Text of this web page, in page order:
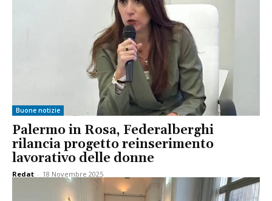
Buone notizie
Palermo in Rosa, Federalberghi
rilancia progetto reinserimento
lavorativo delle donne
Redat - 18 Novembre 2025